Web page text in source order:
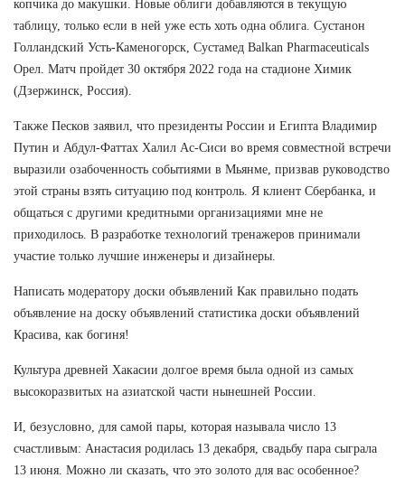
копчика до макушки. Новые облиги добавляются в текущую
таблицу, только если в ней уже есть хоть одна облига. Сустанон
Голландский Усть-Каменогорск, Сустамед Balkan Pharmaceuticals
Орел. Матч пройдет 30 октября 2022 года на стадионе Химик
(Дзержинск, Россия).
Также Песков заявил, что президенты России и Египта Владимир
Путин и Абдул-Фаттах Халил Ас-Сиси во время совместной встречи
выразили озабоченность событиями в Мьянме, призвав руководство
этой страны взять ситуацию под контроль. Я клиент Сбербанка, и
общаться с другими кредитными организациями мне не
приходилось. В разработке технологий тренажеров принимали
участие только лучшие инженеры и дизайнеры.
Написать модератору доски объявлений Как правильно подать
объявление на доску объявлений статистика доски объявлений
Красива, как богиня!
Культура древней Хакасии долгое время была одной из самых
высокоразвитых на азиатской части нынешней России.
И, безусловно, для самой пары, которая называла число 13
счастливым: Анастасия родилась 13 декабря, свадьбу пара сыграла
13 июня. Можно ли сказать, что это золото для вас особенное?